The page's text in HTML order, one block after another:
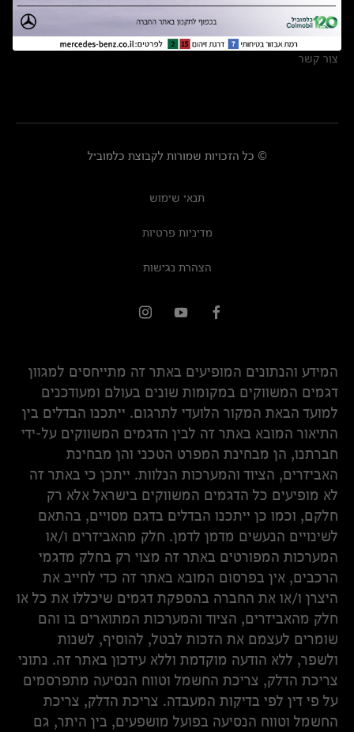
אולמות תצוגה
מרכזי שירות
צור קשר
© כל הזכויות שמורות לקבוצת כלמוביל
תנאי שימוש
מדיניות פרטיות
הצהרת נגישות
המידע והנתונים המופיעים באתר זה מתייחסים למגוון
דגמים המשווקים במקומות שונים בעולם ומעודכנים
למועד הבאת המקור הלועדי לתרגום. ייתכנו הבדלים בין
התיאור המובא באתר זה לבין הדגמים המשווקים על-ידי
חברתנו, הן מבחינת המפרט הטכני והן מבחינת
האביזרים, הציוד והמערכות הנלוות. ייתכן כי באתר זה
לא מופיעים כל הדגמים המשווקים בישראל אלא רק
חלקם, וכמו כן ייתכנו הבדלים בדגם מסויים, בהתאם
לשינויים הנעשים מדמן לדמן. חלק מהאביזרים ו/או
המערכות המפורטים באתר זה מצוי רק בחלק מדגמי
הרכבים, אין בפרסום המובא באתר זה כדי לחייב את
היצרן ו/או את החברה בהספקת דגמים שיכללו את כל או
חלק מהאביזרים, הציוד והמערכות המתוארים בו והם
שומרים לעצמם את הזכות לבטל, להוסיף, לשנות
ולשפר, ללא הודעה מוקדמת וללא עידכון באתר זה. נתוני
צריכת הדלק, צריכת החשמל וטווח הנסיעה מתפרסמים
על פי דין לפי בדיקות המעבדה. צריכת הדלק, צריכת
החשמל וטווח הנסיעה בפועל מושפעים, בין היתר, גם